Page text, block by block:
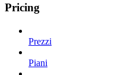
Pricing
Prezzi
Piani